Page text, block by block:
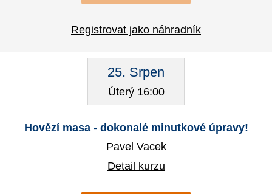
Registrovat jako náhradník
25. Srpen
Úterý 16:00
Hovězí masa - dokonalé minutkové úpravy!
Pavel Vacek
Detail kurzu